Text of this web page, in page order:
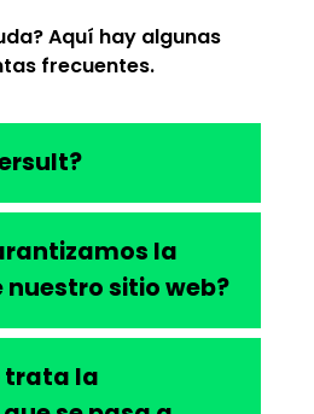
Aquí hay algunas
frecuentes.
la
sitio web?
trata la